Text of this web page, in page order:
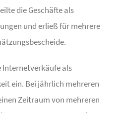
die Geschäfte als
und erließ für mehrere
Internetverkäufe als
ein. Bei jährlich mehreren
Zeitraum von mehreren